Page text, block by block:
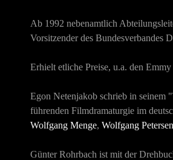
Ab 1992 nebenamtlich
Vorsitzender des Bundesverbandes
Erhielt etliche Preise, u.a. den
Egon Netenjakob schrieb in seinem
führenden Filmdramaturgie im
Wolfgang Menge, Wolfgang Petersen
Günter Rohrbach ist mit der